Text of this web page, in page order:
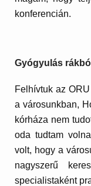
konferencián.
Gyógyulás
Felhívtuk az
a városunkban,
kórháza nem
oda tudtam
volt, hogy a
nagyszerű
specialistaként